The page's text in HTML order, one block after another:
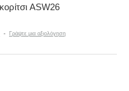
- Γράψτε μια αξιολόγηση